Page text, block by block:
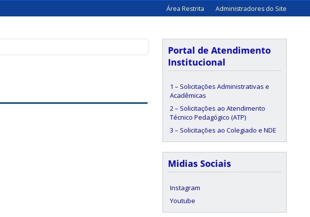
Área Restrita Administradores do Site
Portal de Atendimento
Institucional
1 – Solicitações Administrativas e
Acadêmicas
2 – Solicitações ao Atendimento
Técnico Pedagógico (ATP)
3 – Solicitações ao Colegiado e NDE
Midias Sociais
Instagram
Youtube